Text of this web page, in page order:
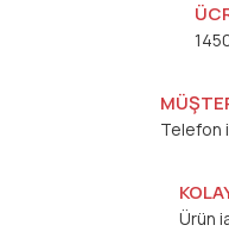
Telefon
Ürün